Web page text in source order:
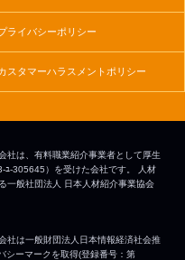
ライバシーポリシー
スタマーハラスメントポリシー